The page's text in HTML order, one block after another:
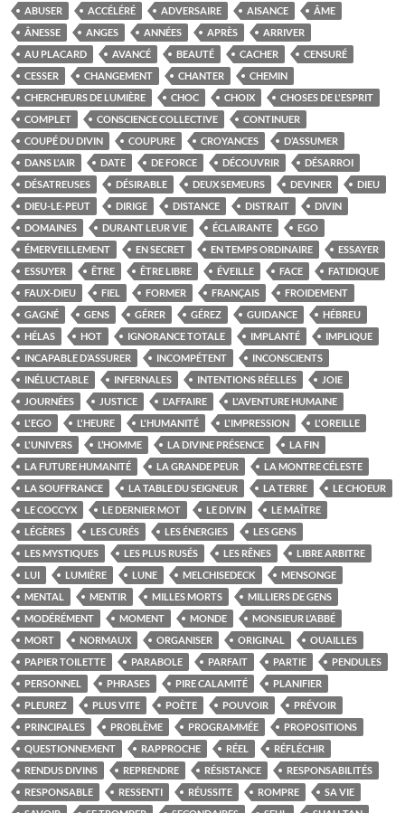
ABUSER ACCÉLÉRÉ ADVERSAIRE AISANCE
ÂME
ÂNESSE
ANGES ANNÉES APRÈS
ARRIVER
AU PLACARD
AVANCÉ BEAUTÉ CACHER
CENSURÉ
CESSER
CHANGEMENT CHANTER
CHEMIN
CHERCHEURS DE LUMIÈRE
CHOC CHOIX
CHOSES DE L'ESPRIT
COMPLET
CONSCIENCE COLLECTIVE
CONTINUER
COUPÉ DU DIVIN
COUPURE CROYANCES
D’ASSUMER
DANS L'AIR
DATE DE FORCE DÉCOUVRIR
DÉSARROI
DÉSATREUSES
DÉSIRABLE DEUX SEMEURS DEVINER
DIEU
DIEU-LE-PEUT
DIRIGE DISTANCE DISTRAIT
DIVIN
DOMAINES
DURANT LEUR VIE ÉCLAIRANTE
EGO
ÉMERVEILLEMENT
EN SECRET EN TEMPS ORDINAIRE
ESSAYER
ESSUYER
ÊTRE ÊTRE LIBRE ÉVEILLE FACE
FATIDIQUE
FAUX-DIEU
FIEL FORMER FRANÇAIS
FROIDEMENT
GAGNÉ
GENS GÉRER GÉREZ GUIDANCE
HÉBREU
HÉLAS
HOT IGNORANCE TOTALE IMPLANTÉ
IMPLIQUE
INCAPABLE D’ASSURER
INCOMPÉTENT
INCONSCIENTS
INÉLUCTABLE
INFERNALES INTENTIONS RÉELLES
JOIE
JOURNÉES
JUSTICE L'AFFAIRE
L'AVENTURE HUMAINE
L'EGO
L'HEURE L'HUMANITÉ L'IMPRESSION
L'OREILLE
L'UNIVERS
L’HOMME LA DIVINE PRÉSENCE
LA FIN
LA FUTURE HUMANITÉ
LA GRANDE PEUR
LA MONTRE CÉLESTE
LA SOUFFRANCE
LA TABLE DU SEIGNEUR LA TERRE
LE CHOEUR
LE COCCYX
LE DERNIER MOT LE DIVIN
LE MAÎTRE
LÉGÈRES
LES CURÉS LES ÉNERGIES
LES GENS
LES MYSTIQUES
LES PLUS RUSÉS LES RÊNES
LIBRE ARBITRE
LUI
LUMIÈRE LUNE MELCHISEDECK
MENSONGE
MENTAL
MENTIR MILLES MORTS
MILLIERS DE GENS
MODÉRÉMENT
MOMENT MONDE
MONSIEUR L’ABBÉ
MORT
NORMAUX ORGANISER ORIGINAL
OUAILLES
PAPIER TOILETTE
PARABOLE PARFAIT PARTIE
PENDULES
PERSONNEL
PHRASES PIRE CALAMITÉ
PLANIFIER
PLEUREZ
PLUS VITE POÈTE POUVOIR
PRÉVOIR
PRINCIPALES
PROBLÈME PROGRAMMÉE
PROPOSITIONS
QUESTIONNEMENT
RAPPROCHE RÉEL
RÉFLÉCHIR
RENDUS DIVINS
REPRENDRE RÉSISTANCE
RESPONSABILITÉS
RESPONSABLE
RESSENTI RÉUSSITE ROMPRE
SA VIE